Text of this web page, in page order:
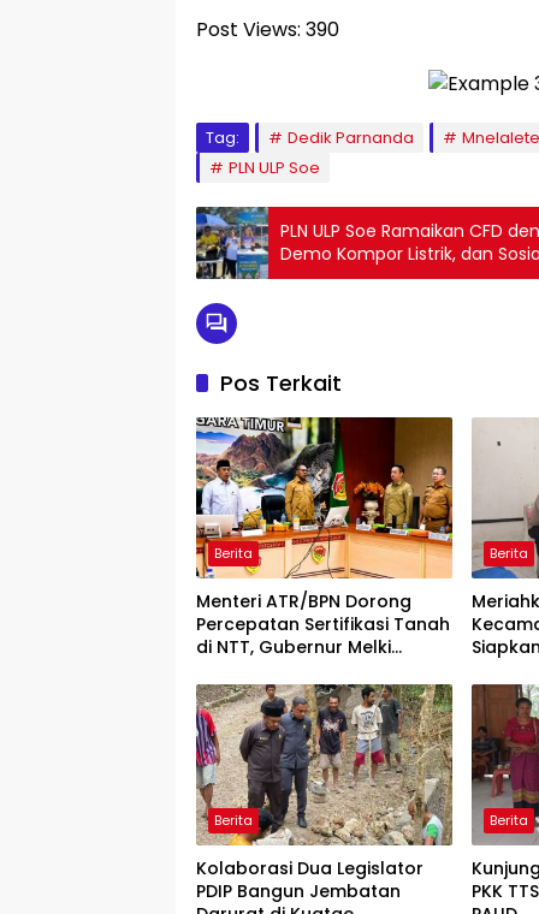
Post Views: 390
Tag: Dedik Parnanda Mnelalete
PLN ULP Soe
PLN ULP Soe Ramaikan CFD
Demo Kompor Listrik, dan
Pos Terkait
Berita
Menteri ATR/BPN Dorong
Percepatan Sertifikasi Tanah
di NTT, Gubernur Melki
Berita
Berita
Kolaborasi Dua Legislator
PDIP Bangun Jembatan
Berita
PKK